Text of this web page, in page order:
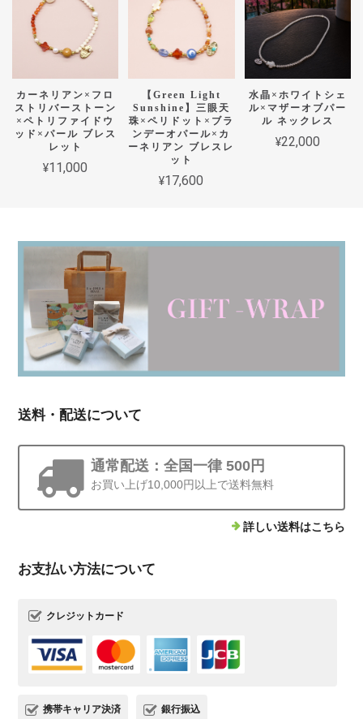
カーネリアン×フロ
ストリバーストーン
×ペトリファイドウ
ッド×パール ブレス
レット
¥11,000
【Green Light
Sunshine】三眼天
珠×ペリドット×ブラ
ンデーオパール×カ
ーネリアン ブレスレ
ット
¥17,600
水晶×ホワイトシェ
ル×マザーオブパー
ル ネックレス
¥22,000
送料・配送について
通常配送：全国一律 500円
お買い上げ10,000円以上で送料無料
詳しい送料はこちら
お支払い方法について
クレジットカード
携帯キャリア決済 銀行振込